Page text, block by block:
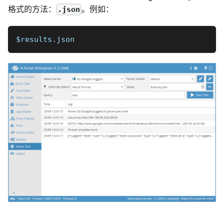
格式的方法：
.json 。例如：
$results . json